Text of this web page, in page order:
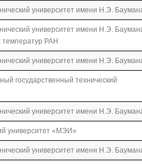
университет имени Н.Э.
университет имени Н.Э.
температур РАН
университет имени Н.Э.
государственный технический
университет имени Н.Э.
университет «МЭИ»
университет имени Н.Э.